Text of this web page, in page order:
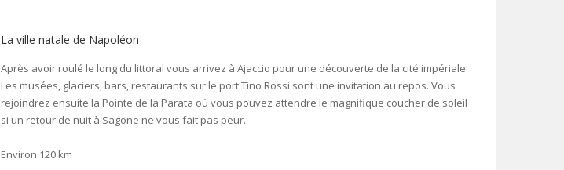
La ville natale de Napoléon
Après avoir roulé le long du littoral vous arrivez à Ajaccio pour une découverte de la cité impériale.
Les musées, glaciers, bars, restaurants sur le port Tino Rossi sont une invitation au repos. Vous
rejoindrez ensuite la Pointe de la Parata où vous pouvez attendre le magnifique coucher de soleil
si un retour de nuit à Sagone ne vous fait pas peur.
Environ 120 km